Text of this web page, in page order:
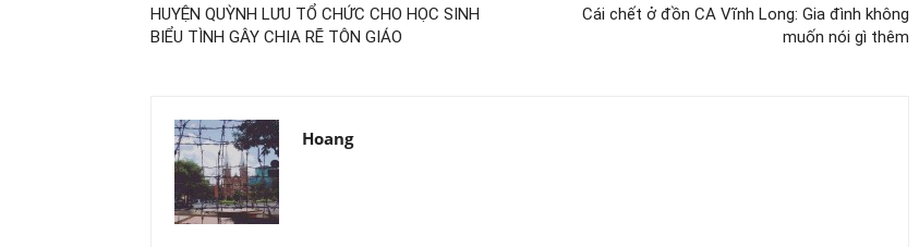
HUYỆN QUỲNH LƯU TỔ CHỨC CHO HỌC SINH
BIỂU TÌNH GÂY CHIA RẼ TÔN GIÁO
Cái chết ở đồn CA Vĩnh Long: Gia đình không
muốn nói gì thêm
Hoang